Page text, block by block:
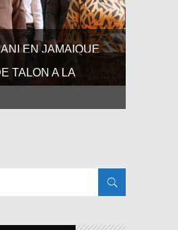
EN JAMAIQUE
TALON A LA